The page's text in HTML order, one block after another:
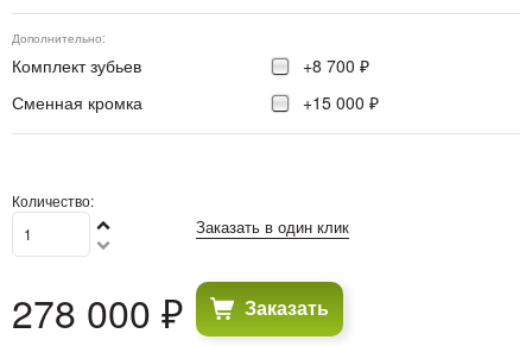
Дополнительно:
Комплект зубьев
+8 700 ₽
Сменная кромка
+15 000 ₽
Количество:
278 000 ₽
Заказать в один клик
Заказать